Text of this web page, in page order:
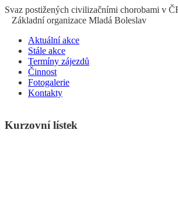
Svaz postižených civilizačními chorobami v
Základní organizace Mladá Boleslav
Aktuální akce
Stále akce
Termíny zájezdů
Činnost
Fotogalerie
Kontakty
Kurzovní lístek